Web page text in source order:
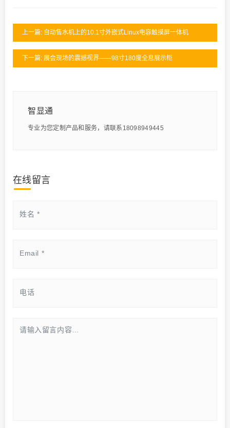
上一篇: 自动售水机上的10.1寸外嵌式Linux电容触摸屏一体机
下一篇: 展会现场的震撼视界——98寸180度全息展示柜
智显通
专业为您定制产品和服务，请联系18098949445
在线留言